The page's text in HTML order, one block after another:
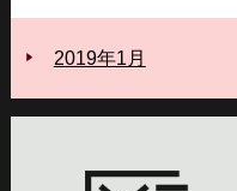
2019年1月